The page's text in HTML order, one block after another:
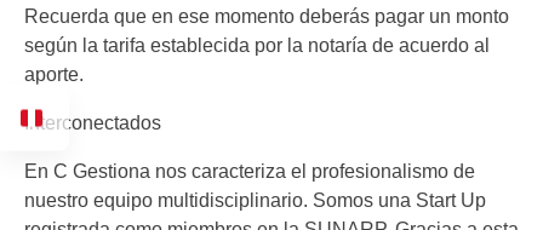
Recuerda que en ese momento deberás pagar un monto
según la tarifa establecida por la notaría de acuerdo al
aporte.
Interconectados
En C Gestiona nos caracteriza el profesionalismo de
nuestro equipo multidisciplinario. Somos una Start Up